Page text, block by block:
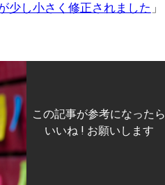
少し小さく修正されました 」
この記事が参考になったら
いいね ! お願いします